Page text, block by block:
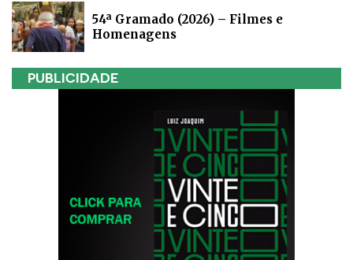
54ª Gramado (2026) – Filmes e
Homenagens
PUBLICIDADE